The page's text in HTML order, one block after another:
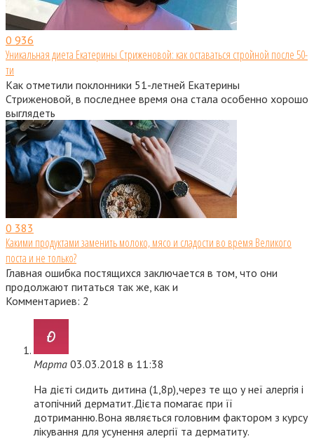
0 936
Уникальная диета Екатерины Стриженовой: как оставаться стройной после 50-
ти
Как отметили поклонники 51-летней Екатерины
Стриженовой, в последнее время она стала особенно хорошо
выглядеть
0 383
Какими продуктами заменить молоко, мясо и сладости во время Великого
поста и не только?
Главная ошибка постящихся заключается в том, что они
продолжают питаться так же, как и
Комментариев: 2
Марта 03.03.2018 в 11:38
На дієті сидить дитина (1,8р),через те що у неї алергія і
атопічний дерматит.Дієта помагає при її
дотриманню.Вона являється головним фактором з курсу
лікування для усунення алергії та дерматиту.